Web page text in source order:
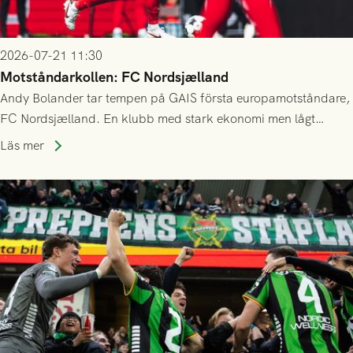
2026-07-21 11:30
Motståndarkollen: FC Nordsjælland
Andy Bolander tar tempen på GAIS första europamotståndare,
FC Nordsjælland. En klubb med stark ekonomi men lågt
publiksnitt, ett lag med både kollektiv styrka och individuell
Läs mer